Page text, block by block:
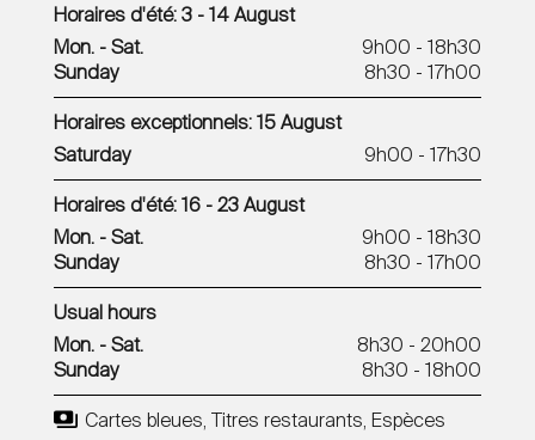
Horaires d'été: 3 - 14 August
Mon. - Sat.
9h00 - 18h30
Sunday
8h30 - 17h00
Horaires exceptionnels: 15 August
Saturday
9h00 - 17h30
Horaires d'été: 16 - 23 August
Mon. - Sat.
9h00 - 18h30
Sunday
8h30 - 17h00
Usual hours
Mon. - Sat.
8h30 - 20h00
Sunday
8h30 - 18h00
Cartes bleues, Titres restaurants, Espèces